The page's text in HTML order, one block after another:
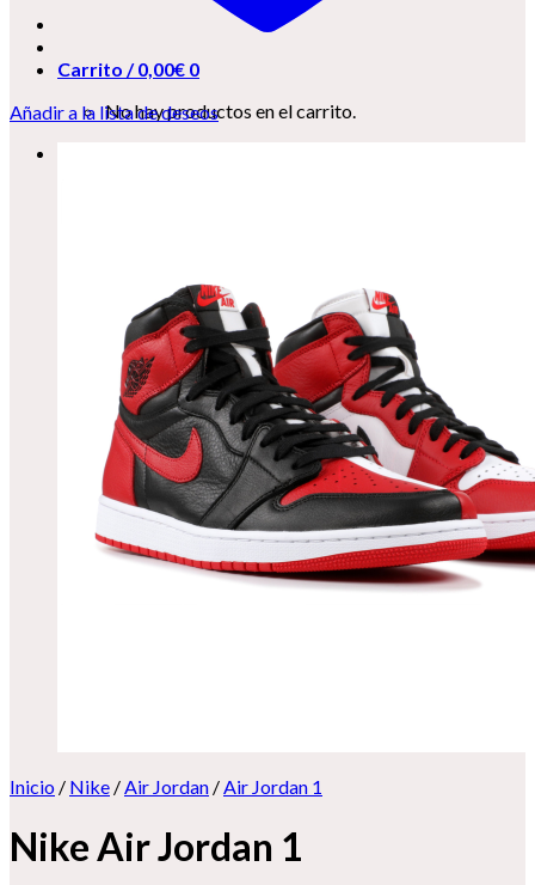
Carrito /0,00€ 0
No hay productos en el carrito.
Añadir a la lista de deseos
Inicio / Nike /Air Jordan /Air Jordan 1
Nike Air Jordan 1